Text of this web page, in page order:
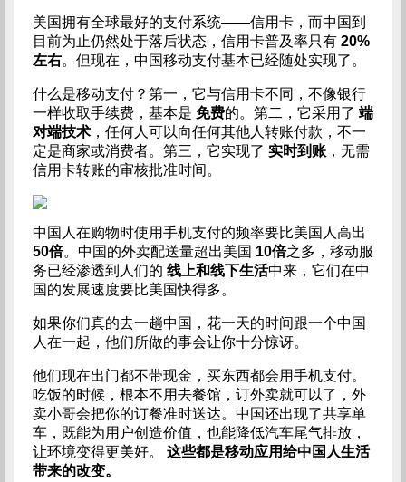
美国拥有全球最好的支付系统——信用卡，而中国到
目前为止仍然处于落后状态，信用卡普及率只有 20%
左右。但现在，中国移动支付基本已经随处实现了。
什么是移动支付？第一，它与信用卡不同，不像银行
一样收取手续费，基本是 免费的。第二，它采用了 端
对端技术，任何人可以向任何其他人转账付款，不一
定是商家或消费者。第三，它实现了 实时到账，无需
信用卡转账的审核批准时间。
​中国人在购物时使用手机支付的频率要比美国人高出
50倍。中国的外卖配送量超出美国 10倍之多，移动服
务已经渗透到人们的 线上和线下生活中来，它们在中
国的发展速度要比美国快得多。
如果你们真的去一趟中国，花一天的时间跟一个中国
人在一起，他们所做的事会让你十分惊讶。
他们现在出门都不带现金，买东西都会用手机支付。
吃饭的时候，根本不用去餐馆，订外卖就可以了，外
卖小哥会把你的订餐准时送达。中国还出现了共享单
车，既能为用户创造价值，也能降低汽车尾气排放，
让环境变得更美好。 这些都是移动应用给中国人生活
带来的改变。